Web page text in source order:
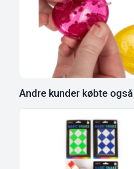
Andre kunder købte også